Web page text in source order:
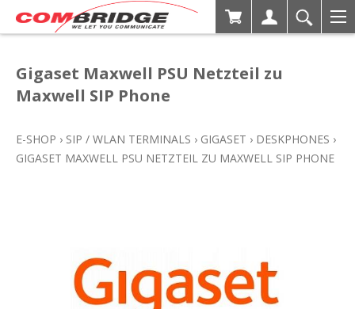
Gigaset Maxwell PSU Netzteil zu
Maxwell SIP Phone
E-SHOP › SIP / WLAN TERMINALS › GIGASET › DESKPHONES ›
GIGASET MAXWELL PSU NETZTEIL ZU MAXWELL SIP PHONE